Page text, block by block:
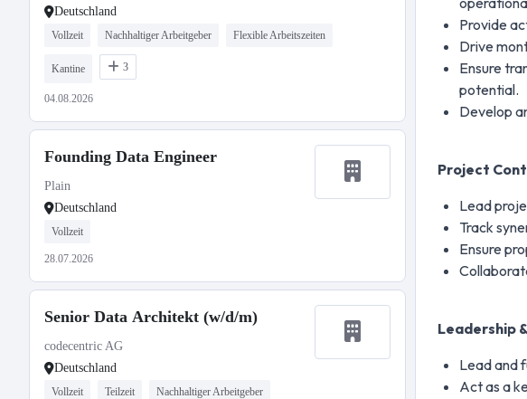
Deutschland
Vollzeit Nachhaltiger Arbeitgeber Flexible Arbeitszeiten
Kantine 3
04.08.2026
Founding Data Engineer
Plain
Deutschland
Vollzeit
28.07.2026
Senior Data Architekt (w/d/m)
codecentric AG
Deutschland
Vollzeit Teilzeit Nachhaltiger Arbeitgeber